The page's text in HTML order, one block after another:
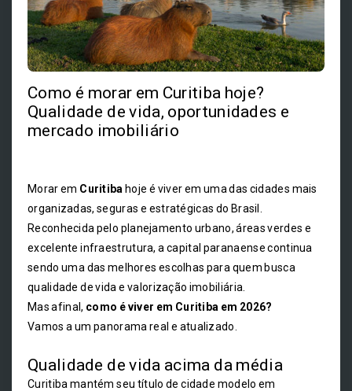
Como é morar em Curitiba hoje?
Qualidade de vida, oportunidades e
mercado imobiliário
Morar em Curitiba hoje é viver em uma das cidades mais
organizadas, seguras e estratégicas do Brasil.
Reconhecida pelo planejamento urbano, áreas verdes e
excelente infraestrutura, a capital paranaense continua
sendo uma das melhores escolhas para quem busca
qualidade de vida e valorização imobiliária.
Mas afinal, como é viver em Curitiba em 2026?
Vamos a um panorama real e atualizado.
Qualidade de vida acima da média
Curitiba mantém seu título de cidade modelo em